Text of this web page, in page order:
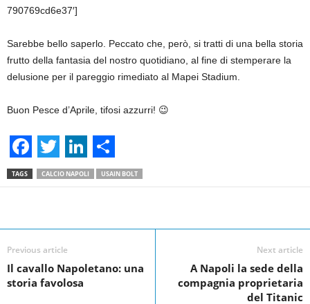
790769cd6e37′]
Sarebbe bello saperlo. Peccato che, però, si tratti di una bella storia
frutto della fantasia del nostro quotidiano, al fine di stemperare la
delusione per il pareggio rimediato al Mapei Stadium.
Buon Pesce d’Aprile, tifosi azzurri! 😉
F
a
e
b
o
T
w
t
t
e
L
i
k
e
d
S
h
r
TAGS CALCIO NAPOLI USAIN BOLT
Previous article
Il cavallo Napoletano: una
storia favolosa
Next article
A Napoli la sede della
compagnia proprietaria
del Titanic